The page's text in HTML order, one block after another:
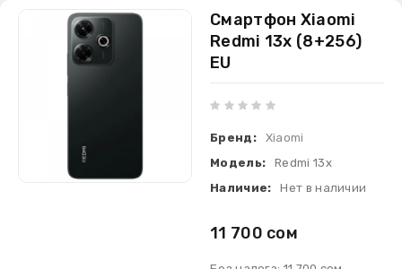
Смартфон Xiaomi
Redmi 13x (8+256)
EU
Бренд:
Xiaomi
Модель:
Redmi 13x
Наличие:
Нет в наличии
11 700 сом